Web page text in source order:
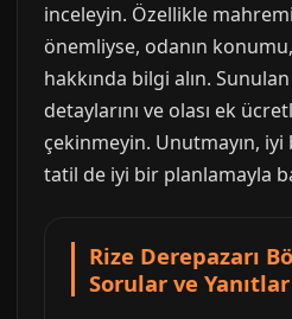
inceleyin. Özellikle
önemliyse, odanın
hakkında bilgi alın.
detaylarını ve olası ek
çekinmeyin. Unutmayın, iyi
tatil de iyi bir planlamayla
Rize Derepazarı
Sorular ve Yanıtlar